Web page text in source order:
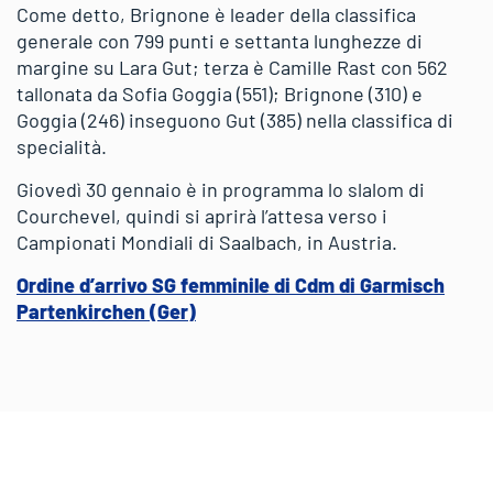
Come detto, Brignone è leader della classifica
generale con 799 punti e settanta lunghezze di
margine su Lara Gut; terza è Camille Rast con 562
tallonata da Sofia Goggia (551); Brignone (310) e
Goggia (246) inseguono Gut (385) nella classifica di
specialità.
Giovedì 30 gennaio è in programma lo slalom di
Courchevel, quindi si aprirà l’attesa verso i
Campionati Mondiali di Saalbach, in Austria.
Ordine d’arrivo SG femminile di Cdm di Garmisch
Partenkirchen (Ger)